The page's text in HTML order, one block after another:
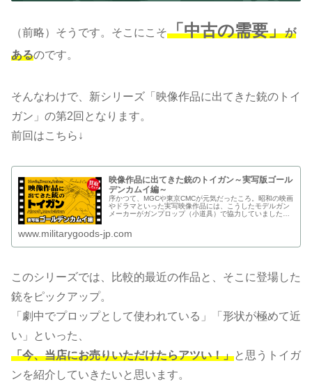
（前略）そうです。そこにこそ「中古の需要」が
あるのです。
そんなわけで、新シリーズ「映像作品に出てきた銃のトイ
ガン」の第2回となります。
前回はこちら↓
映像作品に出てきた銃のトイガン～実写版ゴール
デンカムイ編～
序かつて、MGCや東京CMCが元気だったころ。昭和の映画
やドラマといった実写映像作品には、こうしたモデルガン
メーカーがガンプロップ（小道具）で協力していました。
www.militarygoods-jp.com
このシリーズでは、比較的最近の作品と、そこに登場した
銃をピックアップ。
「劇中でプロップとして使われている」「形状が極めて近
い」といった、
「今、当店にお売りいただけたらアツい！」と思うトイガ
ンを紹介していきたいと思います。